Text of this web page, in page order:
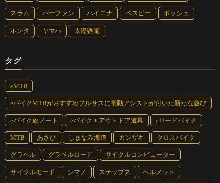
スラム バーファン ハイエナ ベスビー ボッシュ
ホンダ ヤマハ 太陽誘電
タグ
eMTB
eバイクMTBがおすすめフルサスに電動アシストが付いた新たな遊び
eバイク旅ノート eバイク＋アウトドア道具 eロードバイク
MTB あさひ しまなみ海道 カンザキ クロスバイク
グラベル グラベルロード サイクルコンピューター
サイクルモード シマノ ステップス ヘルメット